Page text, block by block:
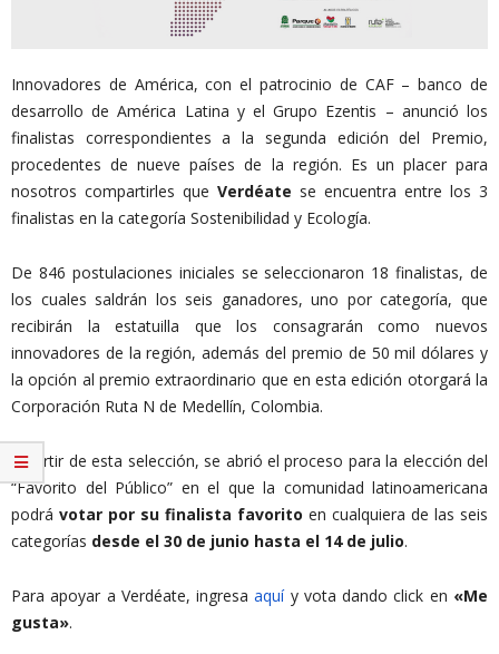
Innovadores de América, con el patrocinio de CAF – banco de
desarrollo de América Latina y el Grupo Ezentis – anunció los
finalistas correspondientes a la segunda edición del Premio,
procedentes de nueve países de la región. Es un placer para
nosotros compartirles que Verdéate se encuentra entre los 3
finalistas en la categoría Sostenibilidad y Ecología.
De 846 postulaciones iniciales se seleccionaron 18 finalistas, de
los cuales saldrán los seis ganadores, uno por categoría, que
recibirán la estatuilla que los consagrarán como nuevos
innovadores de la región, además del premio de 50 mil dólares y
la opción al premio extraordinario que en esta edición otorgará la
Corporación Ruta N de Medellín, Colombia.
A partir de esta selección, se abrió el proceso para la elección del
“Favorito del Público” en el que la comunidad latinoamericana
podrá votar por su finalista favorito en cualquiera de las seis
categorías desde el 30 de junio hasta el 14 de julio.
Para apoyar a Verdéate, ingresaaquíy vota dando click en «Me
gusta».